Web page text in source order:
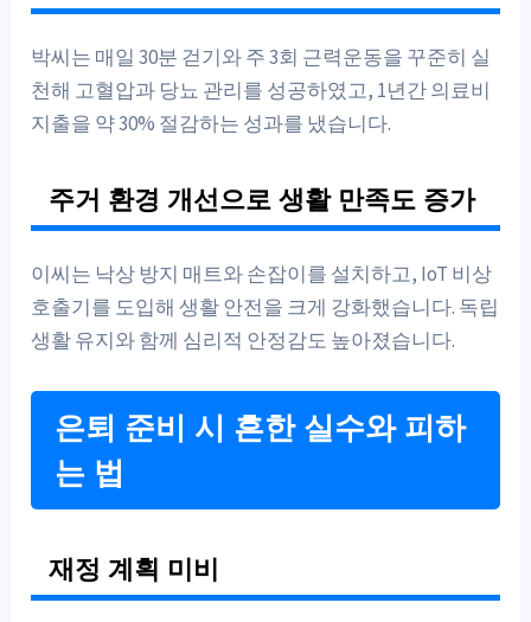
박씨는 매일 30분 걷기와 주 3회 근력운동을 꾸준히 실
천해 고혈압과 당뇨 관리를 성공하였고, 1년간 의료비
지출을 약 30% 절감하는 성과를 냈습니다.
주거 환경 개선으로 생활 만족도 증가
이씨는 낙상 방지 매트와 손잡이를 설치하고, IoT 비상
호출기를 도입해 생활 안전을 크게 강화했습니다. 독립
생활 유지와 함께 심리적 안정감도 높아졌습니다.
은퇴 준비 시 흔한 실수와 피하
는 법
재정 계획 미비